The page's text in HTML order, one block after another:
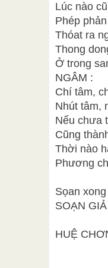
Lúc nào
Phép
Thóat ra
Thong
Ở trong
NGÂM :
Chí tâm,
Nhút tâm,
Nếu chưa
Cũng
Thời nào
Phương
Sọan
SOẠN GIẢ
HUỆ